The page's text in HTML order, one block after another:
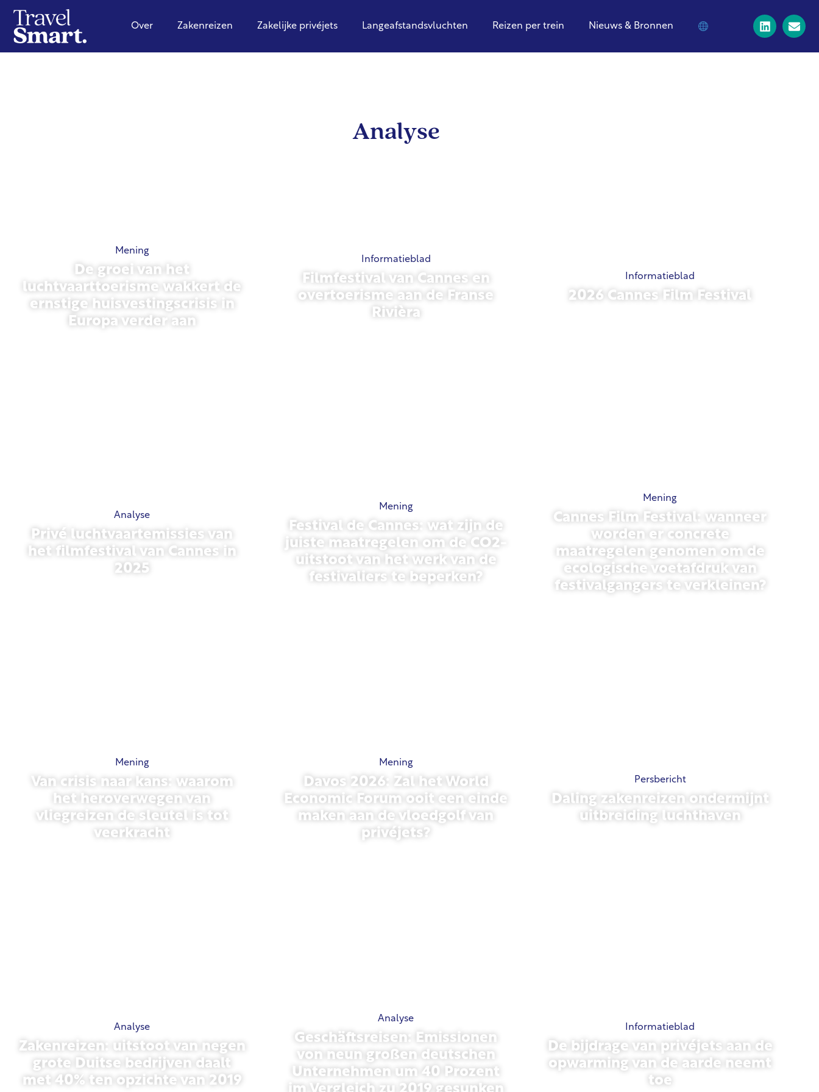
Over Zakenreizen Zakelijke privéjets Langeafstandsvluchten Reizen per trein Nieuws & Bronnen
Analyse
Mening
De groei van het
luchtvaarttoerisme wakkert de
ernstige huisvestingscrisis in
Europa verder aan
Informatieblad
Filmfestival van Cannes en
overtoerisme aan de Franse
Rivièra
Informatieblad
2026 Cannes Film Festival
Analyse
Privé luchtvaartemissies van
het filmfestival van Cannes in
2025
Mening
Festival de Cannes: wat zijn de
juiste maatregelen om de CO2-
uitstoot van het werk van de
festivaliers te beperken?
Mening
Cannes Film Festival: wanneer
worden er concrete
maatregelen genomen om de
ecologische voetafdruk van
festivalgangers te verkleinen?
Mening
Van crisis naar kans: waarom
het heroverwegen van
vliegreizen de sleutel is tot
veerkracht
Mening
Davos 2026: Zal het World
Economic Forum ooit een einde
maken aan de vloedgolf van
privéjets?
Persbericht
Daling zakenreizen ondermijnt
uitbreiding luchthaven
Analyse
Zakenreizen: uitstoot van negen
grote Duitse bedrijven daalt
met 40% ten opzichte van 2019
Analyse
Geschäftsreisen: Emissionen
von neun großen deutschen
Unternehmen um 40 Prozent
Informatieblad
De bijdrage van privéjets aan de
opwarming van de aarde neemt
toe